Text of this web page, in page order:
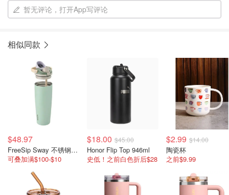
暂无评论，打开App写评论
相似同款
$48.97
FreeSip Sway 不锈钢水杯 绿色
可叠加满$100-$10
$18.00 $45.00
Honor Flip Top 946ml
史低！之前白色折后$28
$2.99 $14.00
陶瓷杯
之前$9.99